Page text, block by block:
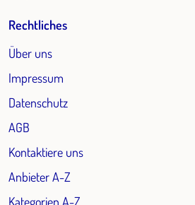
Rechtliches
Über uns
Impressum
Datenschutz
AGB
Kontaktiere uns
Anbieter A-Z
Kategorien A-Z